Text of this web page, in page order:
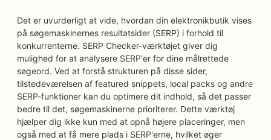
Det er uvurderligt at vide, hvordan din elektronikbutik vises
på søgemaskinernes resultatsider (SERP) i forhold til
konkurrenterne. SERP Checker-værktøjet giver dig
mulighed for at analysere SERP'er for dine målrettede
søgeord. Ved at forstå strukturen på disse sider,
tilstedeværelsen af featured snippets, local packs og andre
SERP-funktioner kan du optimere dit indhold, så det passer
bedre til det, søgemaskinerne prioriterer. Dette værktøj
hjælper dig ikke kun med at opnå højere placeringer, men
også med at få mere plads i SERP'erne, hvilket øger